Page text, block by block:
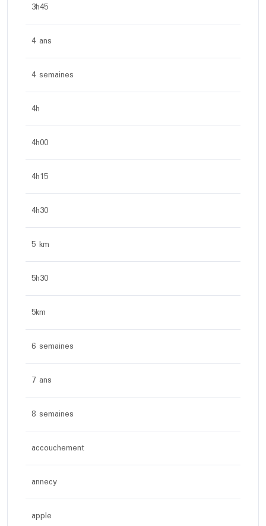
3h45
4 ans
4 semaines
4h
4h00
4h15
4h30
5 km
5h30
5km
6 semaines
7 ans
8 semaines
accouchement
annecy
apple